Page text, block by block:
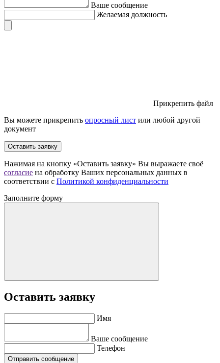
Ваше сообщение
Желаемая должность
Прикрепить файл
Вы можете прикрепить опросный лист или любой другой
документ
Оставить заявку
Нажимая на кнопку «Оставить заявку» Вы выражаете своё
согласие на обработку Ваших персональных данных в
соответствии с Политикой конфиденциальности
Заполните форму
Оставить заявку
Имя
Ваше сообщение
Телефон
Отправить сообщение